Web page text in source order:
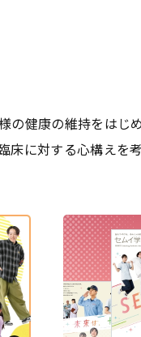
の健康の維持をはじ
に対する心構えを